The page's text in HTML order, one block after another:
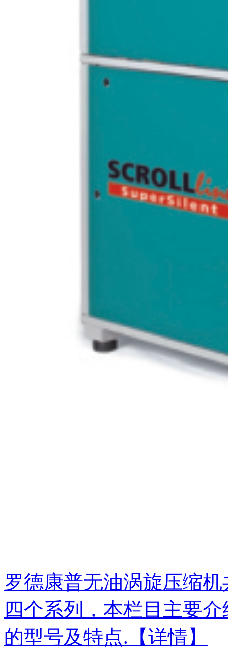
罗德康普无油涡旋压缩
四个系列，本栏目主要
的型号及特点. 【详情】